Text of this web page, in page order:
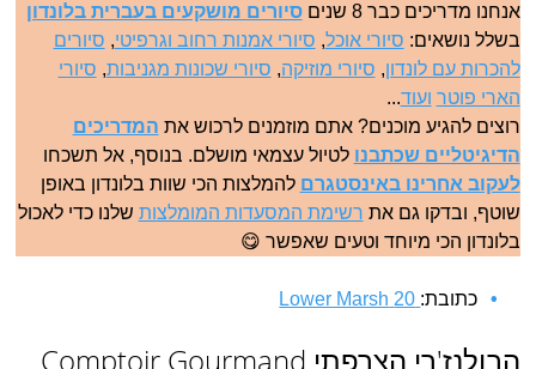
אנחנו מדריכים כבר 8 שנים
סיורים מושקעים בעברית בלונדון
בשלל נושאים: סיורי אוכל, סיורי אמנות רחוב וגרפיטי, סיורים
להכרות עם לונדון, סיורי מוזיקה, סיורי שכונות מגניבות, סיורי
הארי פוטר ועוד...
רוצים להגיע מוכנים? אתם מוזמנים לרכוש את המדריכים
הדיגיטליים שכתבנו לטיול עצמאי מושלם. בנוסף, אל תשכחו
לעקוב אחרינו באינסטגרם להמלצות הכי שוות בלונדון באופן
שוטף, ובדקו גם את רשימת המסעדות המומלצות שלנו כדי לאכול
בלונדון הכי מיוחד וטעים שאפשר 😋
כתובת:
הבולנז'רי הצרפתי Comptoir Gourmand